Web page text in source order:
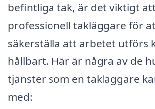
befintliga tak, är det viktigt
professionell takläggare för
säkerställa att arbetet utförs
hållbart. Här är några av de
tjänster som en takläggare
med: